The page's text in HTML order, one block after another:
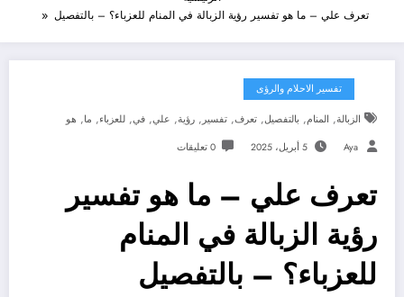
تعرف علي – ما هو تفسير رؤية الزبالة في المنام للعزباء؟ – بالتفصيل
تفسير الاحلام والرؤى
الزبالة, المنام, بالتفصيل, تعرف, تفسير , رؤية, علي, في, للعزباء, ما, هو
Aya 5 أبريل، 2025 0 تعليقات
تعرف علي – ما هو تفسير
رؤية الزبالة في المنام
للعزباء؟ – بالتفصيل